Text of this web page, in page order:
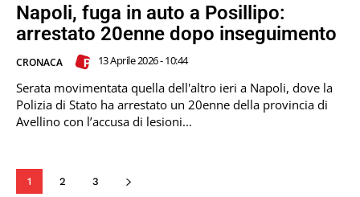
Napoli, fuga in auto a Posillipo:
arrestato 20enne dopo inseguimento
CRONACA 13 Aprile 2026 - 10:44
Serata movimentata quella dell'altro ieri a Napoli, dove la
Polizia di Stato ha arrestato un 20enne della provincia di
Avellino con l’accusa di lesioni...
1 2 3